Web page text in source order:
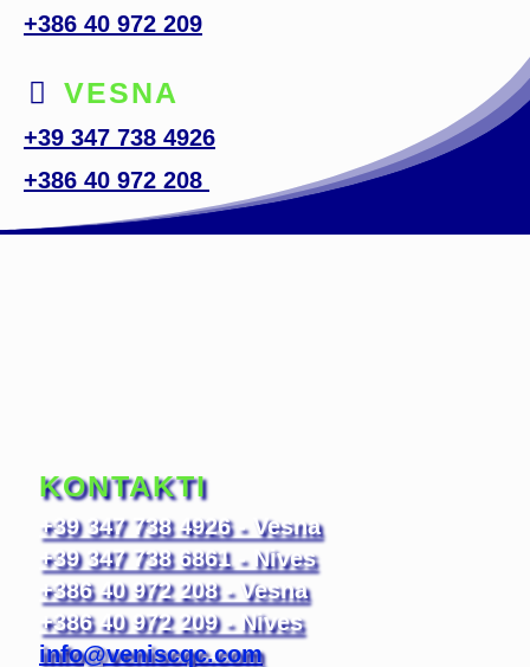
+386 40 972 209
VESNA
+39 347 738 4926
+386 40 972 208
KONTAKTI
+39 347 738 4926 - Vesna
+39 347 738 6861 - Nives
+386 40 972 208 - Vesna
+386 40 972 209 - Nives
info@veniscqc.com